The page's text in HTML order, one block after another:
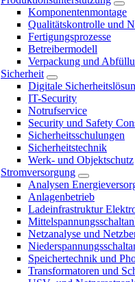
Komponentenmontage
Qualitätskontrolle und
Fertigungsprozesse
Betreibermodell
Verpackung und
Sicherheit
Digitale
IT-Security
Notrufservice
Security und Safety
Sicherheitsschulungen
Sicherheitstechnik
Werk- und Objektschutz
Stromversorgung
Analysen
Anlagenbetrieb
Ladeinfrastruktur
Netzanalyse und
Speichertechnik und
Transformatoren und